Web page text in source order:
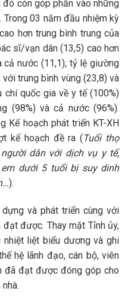
đó còn góp phần vào những
Trong 03 năm đầu nhiệm kỳ
hơn trung bình trung của
sĩ/vạn dân (13,5) cao hơn
cả nước (11,1); tỷ lệ giường
trung bình vùng (23,8) và
quốc gia về y tế (100%)
(98%) và cả nước (96%).
Kế hoạch phát triển KT-XH
kế hoạch đề ra (Tuổi thọ
dân với dịch vụ y tế,
dưới 5 tuổi bị suy dinh
).
và phát triển cùng với
đạt được. Thay mặt Tỉnh ủy,
nhiệt liệt biểu dương và ghi
hệ lãnh đạo, cán bộ, viên
đã đạt được đóng góp cho